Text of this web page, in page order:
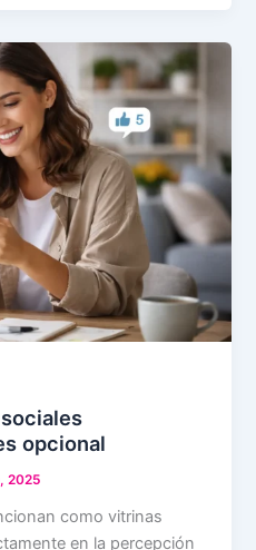
opcional
2025
como vitrinas
en la percepción